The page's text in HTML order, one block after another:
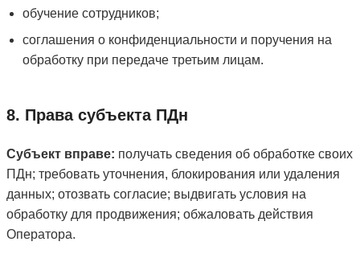
обучение сотрудников;
соглашения о конфиденциальности и поручения на
обработку при передаче третьим лицам.
8. Права субъекта ПДн
Субъект вправе: получать сведения об обработке своих
ПДн; требовать уточнения, блокирования или удаления
данных; отозвать согласие; выдвигать условия на
обработку для продвижения; обжаловать действия
Оператора.